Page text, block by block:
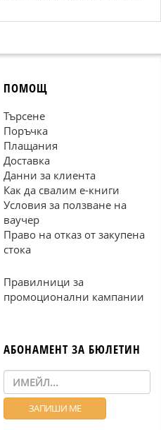
ПОМОЩ
Търсене
Поръчка
Плащания
Доставка
Данни за клиента
Как да свалим е-книги
Условия за ползване на
ваучер
Право на отказ от закупена
стока
Правилници за
промоционални кампании
АБОНАМЕНТ ЗА БЮЛЕТИН